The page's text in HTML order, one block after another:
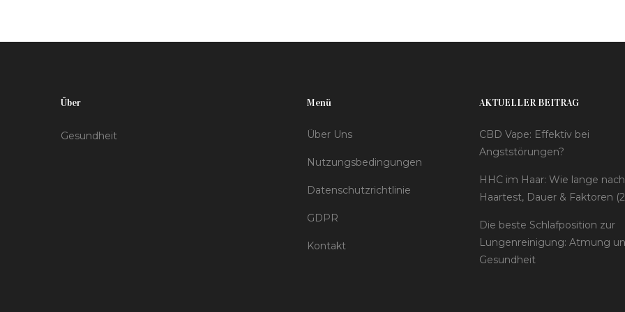
Über
Gesundheit
Menü
Über Uns
Nutzungsbedingungen
Datenschutzrichtlinie
GDPR
Kontakt
AKTUELLER BEITRAG
CBD Vape: Effektiv bei
Angststörungen?
HHC im Haar: Wie lange
Haartest, Dauer & Faktoren
Die beste Schlafposition zur
Lungenreinigung: Atmung
Gesundheit